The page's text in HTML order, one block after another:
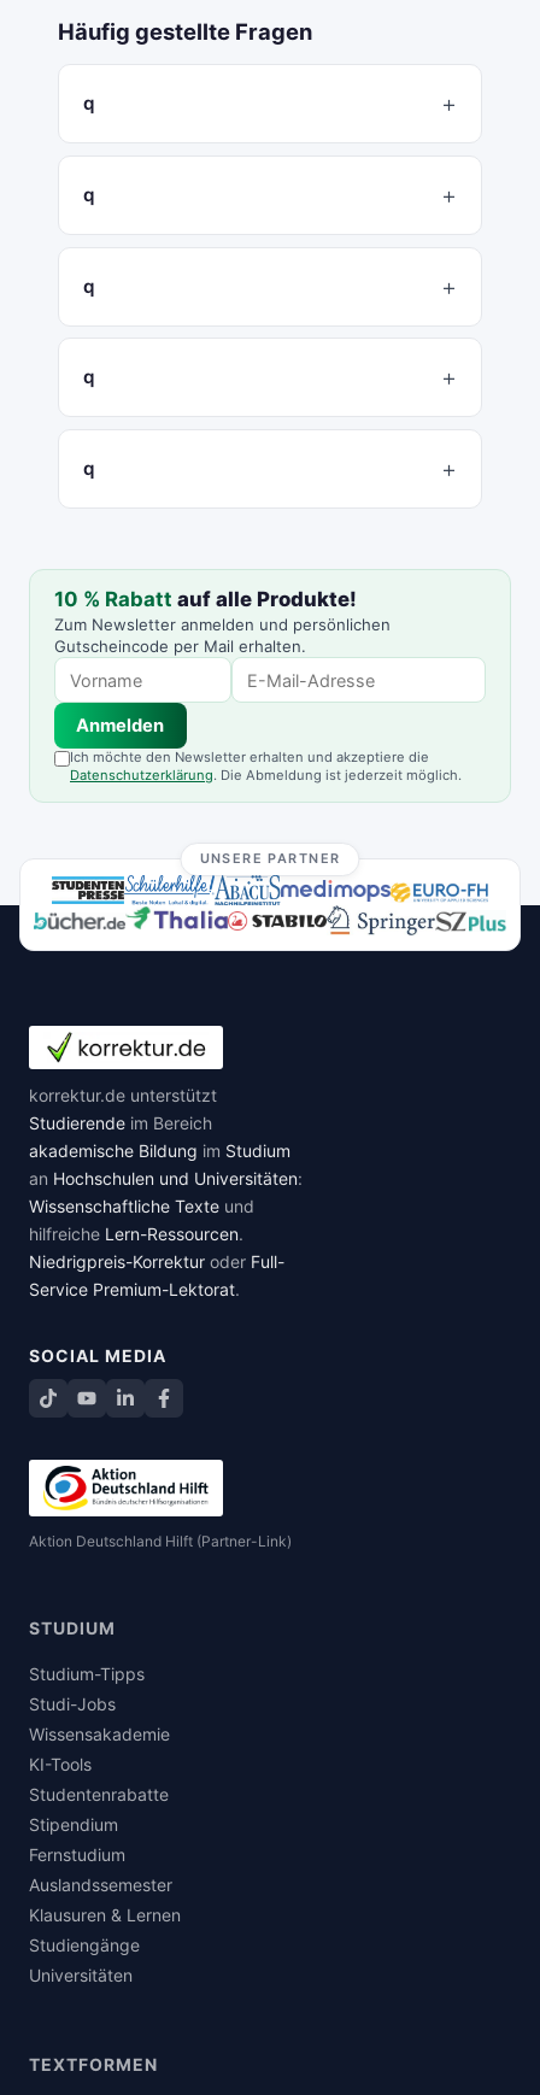
Häufig gestellte Fragen
q
q
q
q
q
10 % Rabatt auf alle Produkte!
Zum Newsletter anmelden und persönlichen
Gutscheincode per Mail erhalten.
Anmelden
Ich möchte den Newsletter erhalten und akzeptiere die
Datenschutzerklärung. Die Abmeldung ist jederzeit möglich.
UNSERE PARTNER
korrektur.de unterstützt
Studierende im Bereich
akademische Bildung im Studium
an Hochschulen und Universitäten:
Wissenschaftliche Texte und
hilfreiche Lern-Ressourcen.
Niedrigpreis-Korrektur oder Full-
Service Premium-Lektorat.
SOCIAL MEDIA
TikTokYouTube
LinkedInFacebook teilen
Aktion Deutschland Hilft (Partner-Link)
STUDIUM
Studium-Tipps
Studi-Jobs
Wissensakademie
KI-Tools
Studentenrabatte
Stipendium
Fernstudium
Auslandssemester
Klausuren & Lernen
Studiengänge
Universitäten
TEXTFORMEN